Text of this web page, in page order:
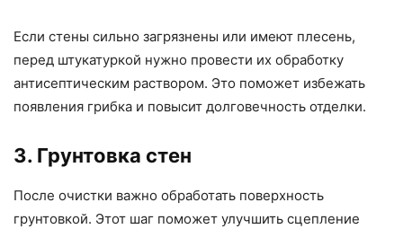
Если стены сильно загрязнены или имеют плесень,
перед штукатуркой нужно провести их обработку
антисептическим раствором. Это поможет избежать
появления грибка и повысит долговечность отделки.
3. Грунтовка стен
После очистки важно обработать поверхность
грунтовкой. Этот шаг поможет улучшить сцепление